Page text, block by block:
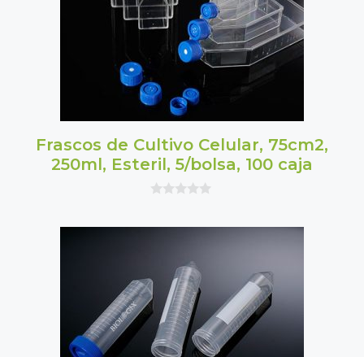
Frascos de Cultivo Celular, 75cm2,
250ml, Esteril, 5/bolsa, 100 caja
u